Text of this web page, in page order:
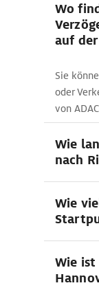
Wo
auf
Sie
oder
von
Wie
nach
Wie
Wie ist